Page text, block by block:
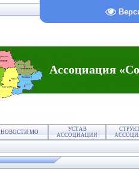
Ассоциация
НОВОСТИ МО
УСТАВ
АССОЦИАЦИИ